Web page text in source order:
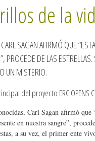
de la
SAGAN AFIRMÓ QUE
PROCEDE DE LAS
UN MISTERIO.
del proyecto ERC OPENS
Carl Sagan afirmó
en nuestra sangre”,
a su vez, el primer ente